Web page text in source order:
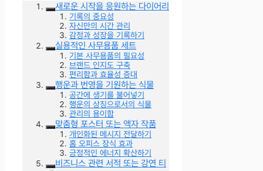
새로운 시작을 응원하는 다이어리
기록의 중요성
자신만의 시간 관리
감정과 성장을 기록하기
실용적인 사무용품 세트
기본 사무용품의 필요성
브랜드 인지도 구축
편리함과 효율성 증대
행운과 번영을 기원하는 식물
공간에 생기를 불어넣기
행운의 상징으로서의 식물
관리의 용이함
맞춤형 포스터 또는 액자 작품
개인화된 메시지 전달하기
홈 오피스 장식 효과
긍정적인 에너지 확산하기
비즈니스 관련 서적 또는 강연 티